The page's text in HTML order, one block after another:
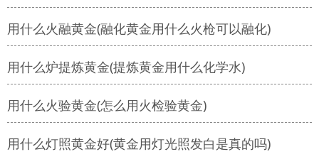
用什么火融黄金(融化黄金用什么火枪可以融化)
用什么炉提炼黄金(提炼黄金用什么化学水)
用什么火验黄金(怎么用火检验黄金)
用什么灯照黄金好(黄金用灯光照发白是真的吗)